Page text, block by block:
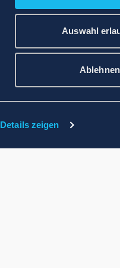
Details zeigen
Auswahl
Ablehnen